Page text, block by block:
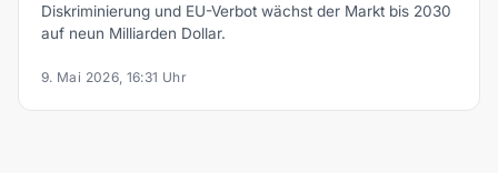
Diskriminierung und EU-Verbot wächst der Markt bis 2030
auf neun Milliarden Dollar.
9. Mai 2026, 16:31 Uhr